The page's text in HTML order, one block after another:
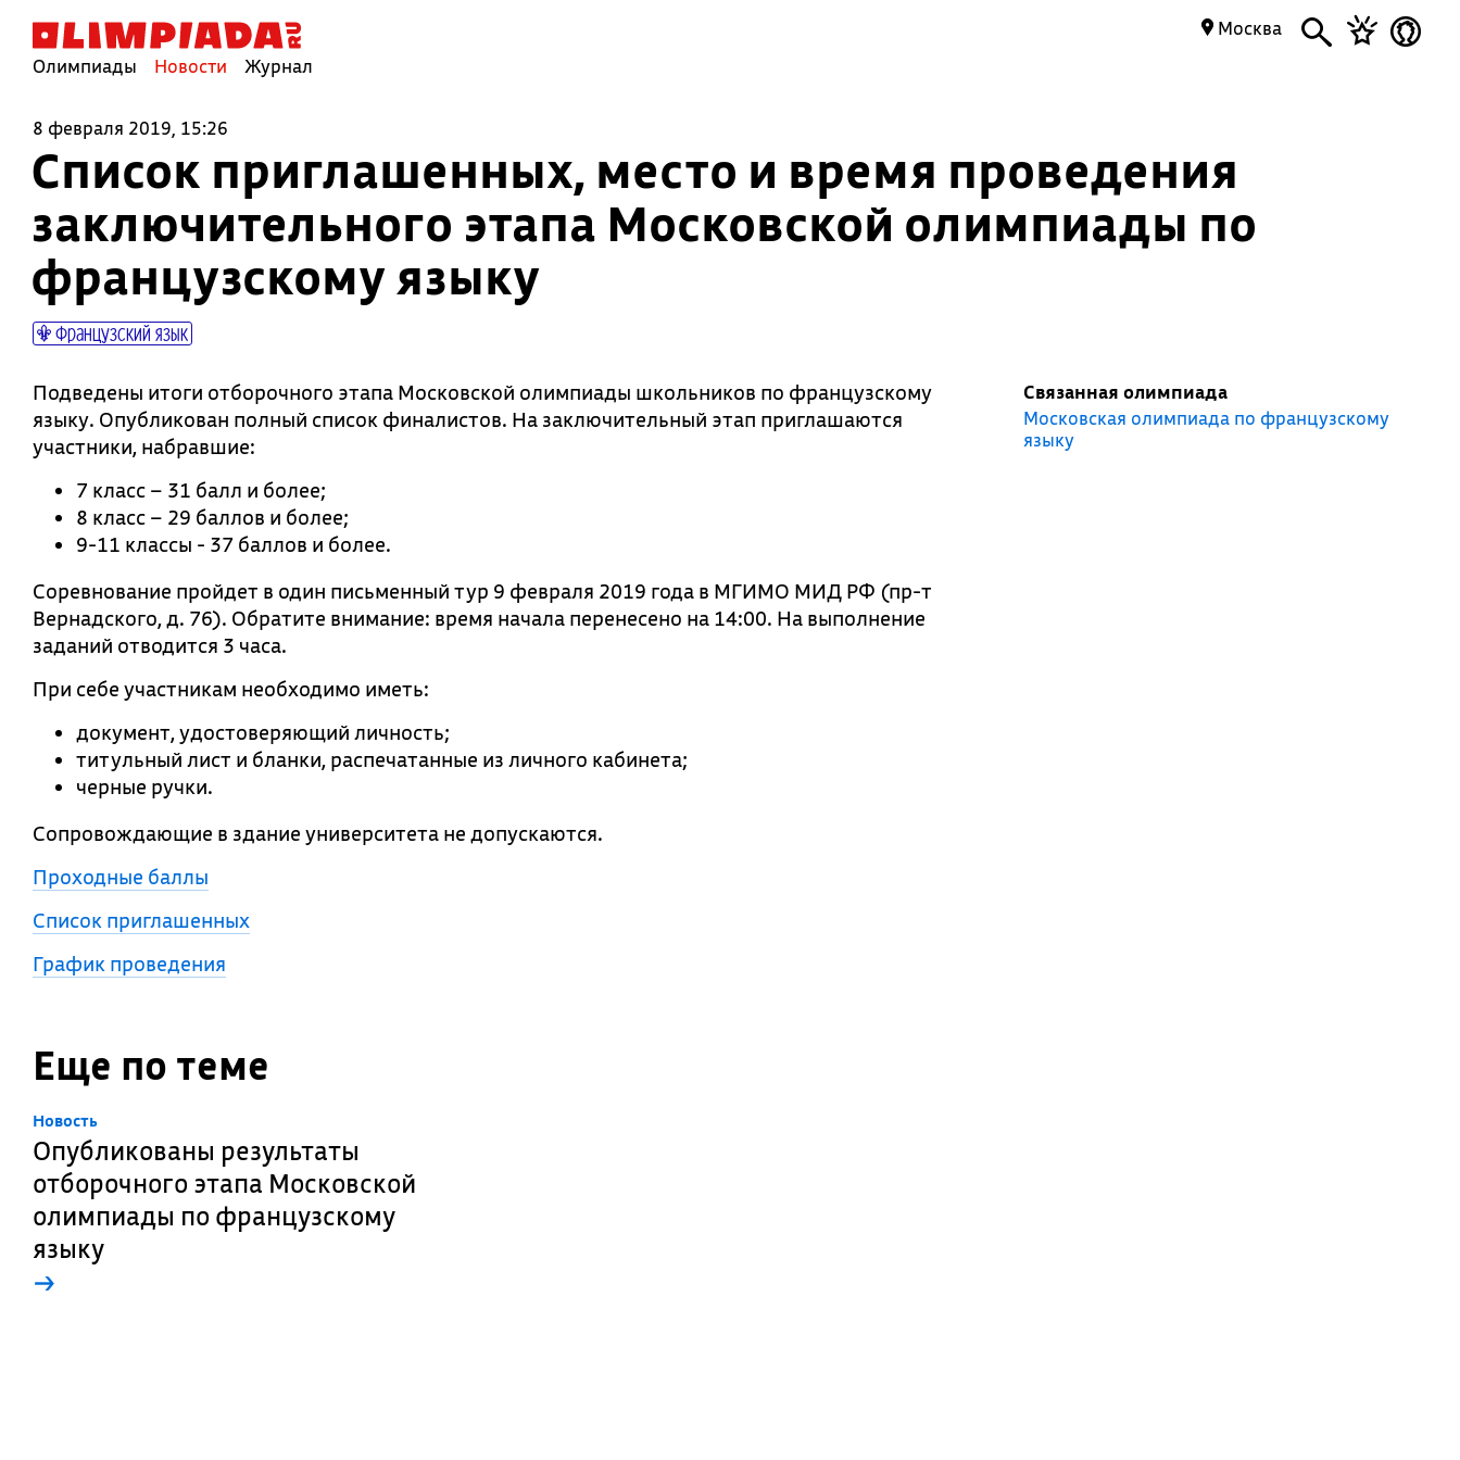
Олимпиады Новости Журнал
Москва
8 февраля 2019, 15:26
Список приглашенных, место и время проведения
заключительного этапа Московской олимпиады по
французскому языку
Французский язык
Подведены итоги отборочного этапа Московской олимпиады школьников по французскому
языку. Опубликован полный список финалистов. На заключительный этап приглашаются
участники, набравшие:
7 класс – 31 балл и более;
8 класс – 29 баллов и более;
9-11 классы - 37 баллов и более.
Соревнование пройдет в один письменный тур 9 февраля 2019 года в МГИМО МИД РФ (пр-т
Вернадского, д. 76). Обратите внимание: время начала перенесено на 14:00. На выполнение
заданий отводится 3 часа.
При себе участникам необходимо иметь:
документ, удостоверяющий личность;
титульный лист и бланки, распечатанные из личного кабинета;
черные ручки.
Сопровождающие в здание университета не допускаются.
Проходные баллы
Список приглашенных
График проведения
Связанная олимпиада
Московская олимпиада по французскому
языку
Еще по теме
Новость
Опубликованы результаты
отборочного этапа Московской
олимпиады по французскому
языку
→